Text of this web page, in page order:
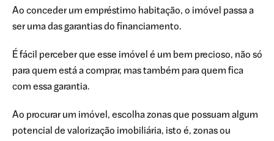
Ao conceder um empréstimo habitação, o imóvel passa a
ser uma das garantias do financiamento.
É fácil perceber que esse imóvel é um bem precioso, não só
para quem está a comprar, mas também para quem fica
com essa garantia.
Ao procurar um imóvel, escolha zonas que possuam algum
potencial de valorização imobiliária, isto é, zonas ou